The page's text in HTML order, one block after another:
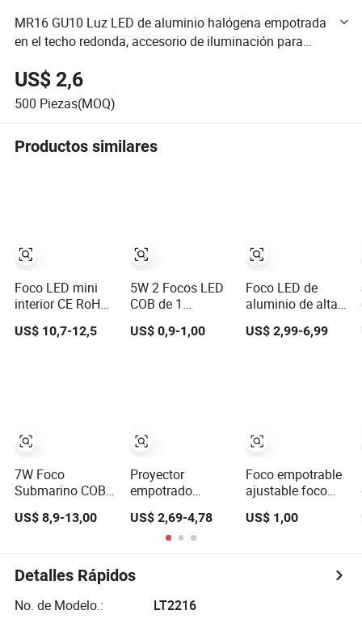
MR16 GU10 Luz LED de aluminio halógena empotrada
en el techo redonda, accesorio de iluminación para
downlight
US$ 2,6
500 Piezas(MOQ)
Productos similares
Foco LED mini
interior CE RoHS
elegantes de
US$ 10,7-12,5
7W Foco
Submarino COB
25W Luz de
Piscina y Acuario
Iluminación de
Jardín y Césped y
Foco para
US$ 8,9-13,00
5W 2 Focos LED
COB de 1
6000K AC185-
empotrado
redondo
US$ 0,9-1,00
Proyector
empotrado
de aluminio para
interiores de hotel
3W 5W 9W 15W
foco LED COB
US$ 2,69-4,78
Foco LED de
aluminio de alta
diferente color de
US$ 2,99-6,99
Foco empotrable
ajustable foco
telescópico LED
telescópico
US$ 1,00
Detalles Rápidos
No. de Modelo.:
LT2216